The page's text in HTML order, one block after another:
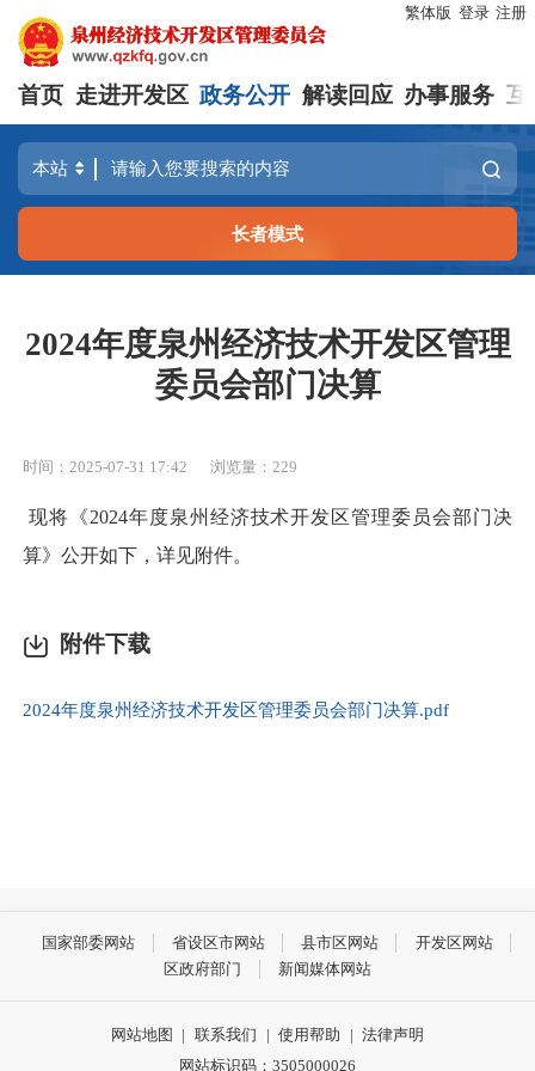
繁体版 登录 注册
首页 走进开发区 政务公开 解读回应 办事服务 互
长者模式
2024年度泉州经济技术开发区管理
委员会部门决算
时间：2025-07-31 17:42 浏览量： 229
现将《2024年度泉州经济技术开发区管理委员会部门决
算》公开如下，详见附件。
附件下载
2024年度泉州经济技术开发区管理委员会部门决算.pdf
国家部委网站 省设区市网站 县市区网站
开发区网站
区政府部门
新闻媒体网站
网站地图 | 联系我们 | 使用帮助 | 法律声明
网站标识码：3505000026